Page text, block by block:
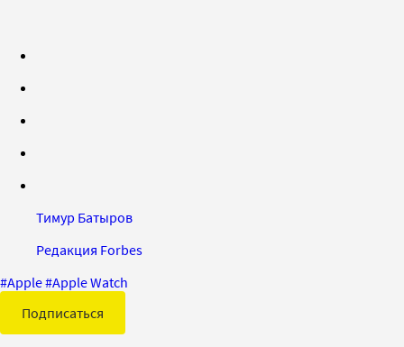
Тимур Батыров
Редакция Forbes
#Apple#Apple Watch
Подписаться